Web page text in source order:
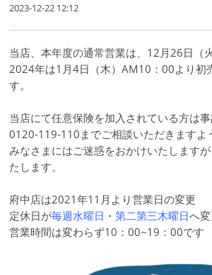
2023-12-22 12:12
当店、本年度の通常営業は、12月26日（
2024年は1月4日（木）AM10：00より初
す。
当店にて任意保険を加入されている方は
0120-119-110までご相談いただきますよ
みなさまにはご迷惑をおかけいたします
たします。
府中店は2021年11月より営業日の変更
定休日が毎週水曜日 ・第二第三木曜日へ
営業時間は変わらず10：00~19：00です